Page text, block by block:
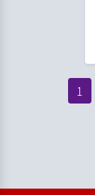
投稿のペ
1